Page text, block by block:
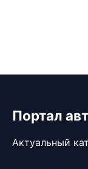
Портал
Актуальный